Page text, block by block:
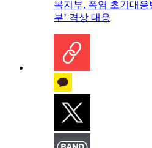
복지부, 폭염 초기대
부’ 격상 대응